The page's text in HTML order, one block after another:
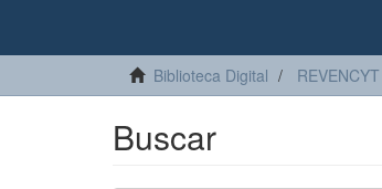
Biblioteca Digital REVENCYT
Buscar